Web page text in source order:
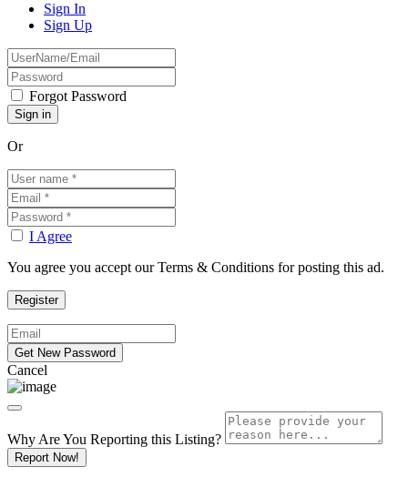
Sign In
Sign Up
Forgot Password
Or
I Agree
You agree you accept our Terms & Conditions for posting this ad.
Cancel
Why Are You Reporting this Listing?
Report Now!